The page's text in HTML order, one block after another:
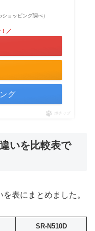
ョッピング調べ）
／
グ
ポチップ
いを比較表で
表にまとめました。
SR-N510D